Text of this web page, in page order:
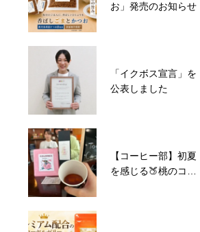
お」発売のお知らせ
「イクボス宣言」を
公表しました
【コーヒー部】初夏
を感じる🍑桃のコー